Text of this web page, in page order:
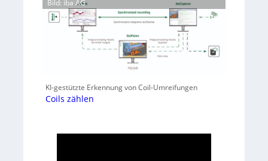
Bild: iba AG
KI-gestützte Erkennung von Coil-Umreifungen
Coils zählen